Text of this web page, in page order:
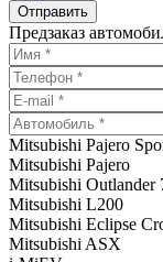
Предзаказ
Mitsubishi Pajero
Mitsubishi Pajero
Mitsubishi Outlander
Mitsubishi L200
Mitsubishi Eclipse
Mitsubishi ASX